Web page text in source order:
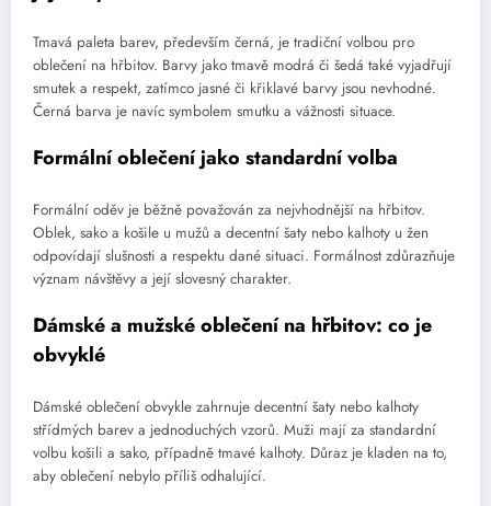
Tmavá paleta barev, především černá, je tradiční volbou pro
oblečení na hřbitov. Barvy jako tmavě modrá či šedá také vyjadřují
smutek a respekt, zatímco jasné či křiklavé barvy jsou nevhodné.
Černá barva je navíc symbolem smutku a vážnosti situace.
Formální oblečení jako standardní volba
Formální oděv je běžně považován za nejvhodnější na hřbitov.
Oblek, sako a košile u mužů a decentní šaty nebo kalhoty u žen
odpovídají slušnosti a respektu dané situaci. Formálnost zdůrazňuje
význam návštěvy a její slovesný charakter.
Dámské a mužské oblečení na hřbitov: co je
obvyklé
Dámské oblečení obvykle zahrnuje decentní šaty nebo kalhoty
střídmých barev a jednoduchých vzorů. Muži mají za standardní
volbu košili a sako, případně tmavé kalhoty. Důraz je kladen na to,
aby oblečení nebylo příliš odhalující.